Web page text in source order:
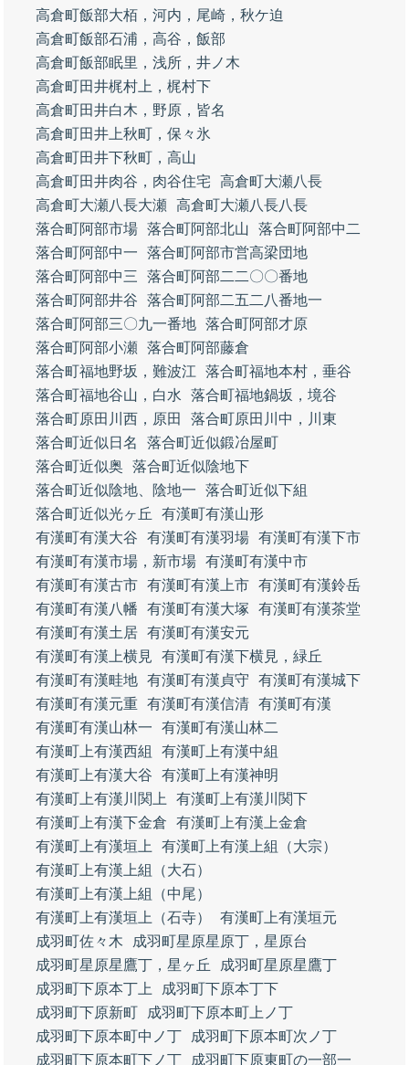
高倉町飯部大栢，河内，尾崎，秋ケ迫
高倉町飯部石浦，高谷，飯部
高倉町飯部眠里，浅所，井ノ木
高倉町田井梶村上，梶村下
高倉町田井白木，野原，皆名
高倉町田井上秋町，保々氷
高倉町田井下秋町，高山
高倉町田井肉谷，肉谷住宅
高倉町大瀬八長
高倉町大瀬八長大瀬 高倉町大瀬八長八長
落合町阿部市場 落合町阿部北山
落合町阿部中二
落合町阿部中一
落合町阿部市営高梁団地
落合町阿部中三
落合町阿部二二〇〇番地
落合町阿部井谷
落合町阿部二五二八番地一
落合町阿部三〇九一番地 落合町阿部才原
落合町阿部小瀬 落合町阿部藤倉
落合町福地野坂，難波江
落合町福地本村，垂谷
落合町福地谷山，白水
落合町福地鍋坂，境谷
落合町原田川西，原田
落合町原田川中，川東
落合町近似日名
落合町近似鍛冶屋町
落合町近似奥
落合町近似陰地下
落合町近似陰地、陰地一
落合町近似下組
落合町近似光ヶ丘
有漢町有漢山形
有漢町有漢大谷
有漢町有漢羽場 有漢町有漢下市
有漢町有漢市場，新市場 有漢町有漢中市
有漢町有漢古市 有漢町有漢上市 有漢町有漢鈴岳
有漢町有漢八幡
有漢町有漢大塚
有漢町有漢茶堂
有漢町有漢土居 有漢町有漢安元
有漢町有漢上横見
有漢町有漢下横見，緑丘
有漢町有漢畦地 有漢町有漢貞守
有漢町有漢城下
有漢町有漢元重 有漢町有漢信清 有漢町有漢
有漢町有漢山林一
有漢町有漢山林二
有漢町上有漢西組
有漢町上有漢中組
有漢町上有漢大谷
有漢町上有漢神明
有漢町上有漢川関上
有漢町上有漢川関下
有漢町上有漢下金倉
有漢町上有漢上金倉
有漢町上有漢垣上
有漢町上有漢上組（大宗）
有漢町上有漢上組（大石）
有漢町上有漢上組（中尾）
有漢町上有漢垣上（石寺）
有漢町上有漢垣元
成羽町佐々木
成羽町星原星原丁，星原台
成羽町星原星鷹丁，星ヶ丘
成羽町星原星鷹丁
成羽町下原本丁上
成羽町下原本丁下
成羽町下原新町
成羽町下原本町上ノ丁
成羽町下原本町中ノ丁
成羽町下原本町次ノ丁
成羽町下原本町下ノ丁
成羽町下原東町の一部一